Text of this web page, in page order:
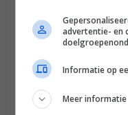
1
ANTWOORDEN
TELEVISIE
10 bit en
0
ANTWOORDEN
advertentie- en
Informatie op
Meer informatie